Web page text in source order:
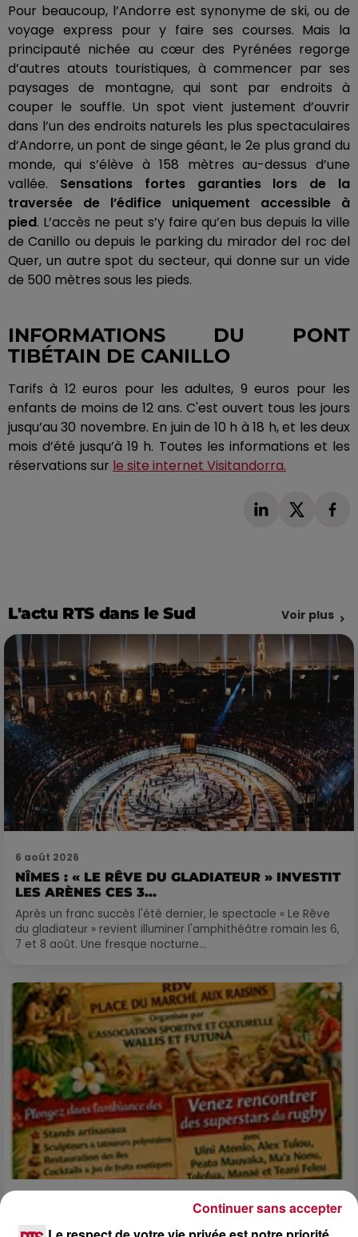
Pour beaucoup, l’Andorre est synonyme de ski, ou de
voyage express pour y faire ses courses. Mais la
principauté nichée au cœur des Pyrénées regorge
d’autres atouts touristiques, à commencer par ses
paysages de montagne, qui sont par endroits à
couper le souffle. Un spot vient justement d’ouvrir
dans l’un des endroits naturels les plus spectaculaires
d’Andorre, un pont de singe géant, le 2e plus grand du
monde, qui s’élève à 158 mètres au-dessus d’une
vallée.
Sensations fortes garanties lors de la
traversée de l’édifice uniquement accessible à
pied. L’accès ne peut s’y faire qu’en bus depuis la ville
deCanillo ou depuis le parking du mirador del roc del
Quer, un autre spot du secteur, qui donne sur un vide
de 500 mètres sous les pieds.
INFORMATIONS DU PONT
TIBÉTAIN DE CANILLO
Tarifs à 12 euros pour les adultes, 9 euros pour les
enfants de moins de 12 ans. C'est ouvert tous les jours
jusqu’au 30 novembre. En juin de 10 h à 18 h, et les deux
mois d’été jusqu’à 19 h. Toutes les informations et les
réservations sur le site internet Visitandorra.
L'actu RTS dans le Sud Voir plus
6 août 2026
NÎMES : « LE RÊVE DU GLADIATEUR » INVESTIT
LES ARÈNES CES 3...
Après un franc succès l'été dernier, le spectacle « Le Rêve
du gladiateur » revient illuminer l'amphithéâtre romain les 6,
7 et 8 août. Une fresque nocturne...
FÊTE DE LA POLYNÉSIE À VILLEVEYRAC
Continuer sans accepter